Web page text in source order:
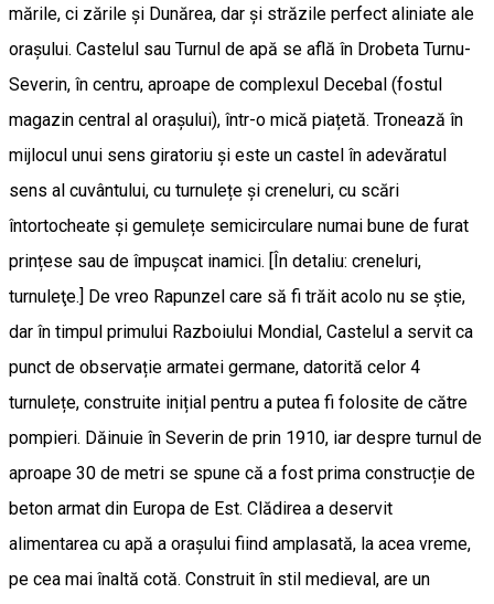
mările, ci zările și Dunărea, dar și străzile perfect aliniate ale
orașului. Castelul sau Turnul de apă se află în Drobeta Turnu-
Severin, în centru, aproape de complexul Decebal (fostul
magazin central al orașului), într-o mică piațetă. Tronează în
mijlocul unui sens giratoriu și este un castel în adevăratul
sens al cuvântului, cu turnulețe și creneluri, cu scări
întortocheate și gemulețe semicirculare numai bune de furat
prințese sau de împușcat inamici. [În detaliu: creneluri,
turnuleţe.] De vreo Rapunzel care să fi trăit acolo nu se știe,
dar în timpul primului Razboiului Mondial, Castelul a servit ca
punct de observație armatei germane, datorită celor 4
turnulețe, construite inițial pentru a putea fi folosite de către
pompieri. Dăinuie în Severin de prin 1910, iar despre turnul de
aproape 30 de metri se spune că a fost prima construcție de
beton armat din Europa de Est. Clădirea a deservit
alimentarea cu apă a orașului fiind amplasată, la acea vreme,
pe cea mai înaltă cotă. Construit în stil medieval, are un